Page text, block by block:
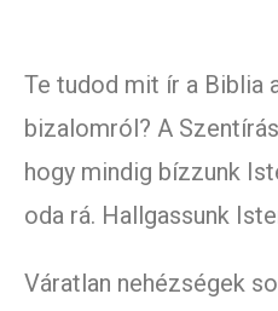
Te tudod mit ír a Biblia
bizalomról? A
hogy mindig bízzunk
oda rá. Hallgassunk
Váratlan nehézségek